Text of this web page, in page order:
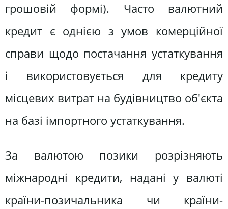
грошовій формі). Часто валютний
кредит є однією з умов комерційної
справи щодо постачання устаткування
і використовується для кредиту
місцевих витрат на будівництво об'єкта
на базі імпортного устаткування.
За валютою позики розрізняють
міжнародні кредити, надані у валюті
країни-позичальника чи країни-